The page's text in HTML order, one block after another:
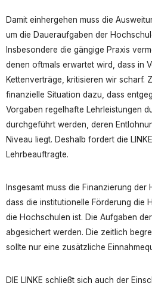
Damit einhergehen muss die
um die Daueraufgaben der
Insbesondere die gängige Praxis
denen oftmals erwartet wird, dass in
Kettenverträge, kritisieren wir scharf.
finanzielle Situation dazu, dass
Vorgaben regelhafte Lehrleistungen
durchgeführt werden, deren
Niveau liegt. Deshalb fordert die
Lehrbeauftragte.
Insgesamt muss die Finanzierung der
dass die institutionelle Förderung die
die Hochschulen ist. Die Aufgaben
abgesichert werden. Die zeitlich
sollte nur eine zusätzliche
DIE LINKE schließt sich auch der